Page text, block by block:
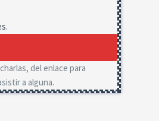
del enlace para
a alguna.